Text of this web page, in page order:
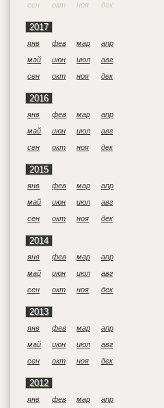
сен
окт ноя дек
2017
янв фев мар
апр
май
июн июл
авг
сен
окт ноя дек
2016
янв фев мар
апр
май
июн июл
авг
сен
окт ноя дек
2015
янв фев мар
апр
май
июн июл
авг
сен
окт ноя дек
2014
янв фев мар
апр
май
июн июл
авг
сен
окт ноя дек
2013
янв фев мар
апр
май
июн июл
авг
сен
окт ноя дек
2012
янв фев мар
апр